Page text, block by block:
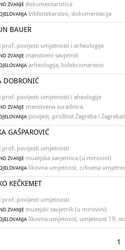
ZVANJE dokumentaristica
bibliotekarstvo, dokumentacija
BAUER
prof. povijesti umjetnosti i arheologije
ZVANJE znanstveni savjetnik
arheologija, kolekcionarstvo
DOBRONIĆ
prof. povijesti umjetnosti i aheologije
ZVANJE znanstvena suradnica
povijest, prošlost Zagreba i
GAŠPAROVIĆ
prof. povijesti umjetnosti
ZVANJE muzejska savjetnica (u mirovini)
likovna umjetnost, crkvena
KEČKEMET
prof. povijesti umjetnosti
ZVANJE muzejski savjetnik (u mirovini)
likovna umjetnost, umjetnost 19.
1